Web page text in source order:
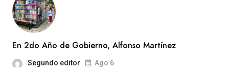
En 2do Año de Gobierno, Alfonso Martínez
Segundo editor Ago 6